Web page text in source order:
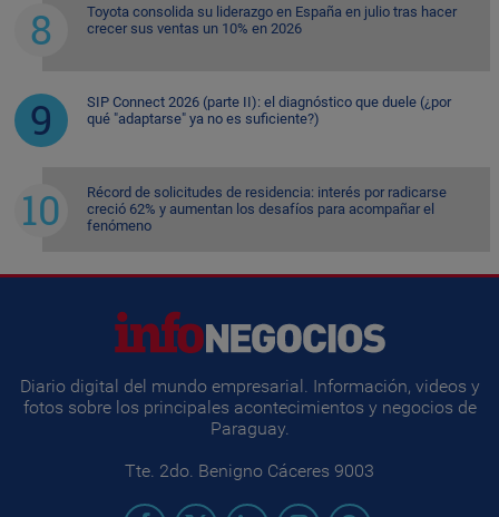
Toyota consolida su liderazgo en España en julio tras hacer
crecer sus ventas un 10% en 2026
SIP Connect 2026 (parte II): el diagnóstico que duele (¿por
qué "adaptarse" ya no es suficiente?)
Récord de solicitudes de residencia: interés por radicarse
creció 62% y aumentan los desafíos para acompañar el
fenómeno
Diario digital del mundo empresarial. Información, videos y
fotos sobre los principales acontecimientos y negocios de
Paraguay.
Tte. 2do. Benigno Cáceres 9003